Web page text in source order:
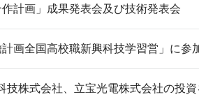
計画」成果発表会及び技術発表会
画全国高校職新興科技学習営」に
株式会社、立宝光電株式会社の投資